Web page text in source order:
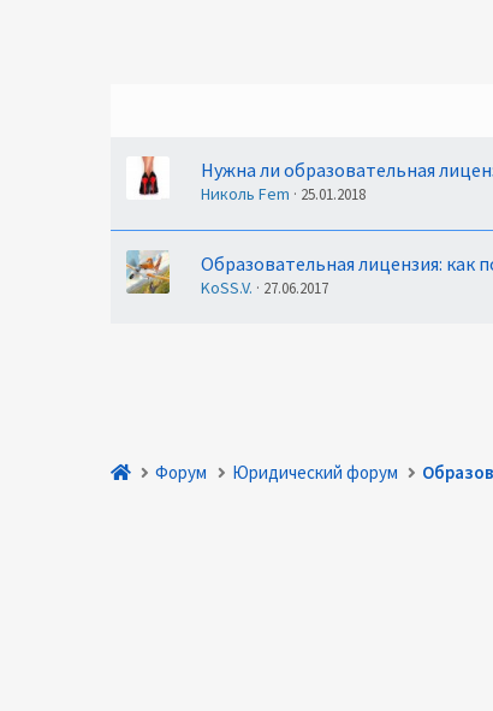
Нужна ли образовательная
Николь Fem 25.01.2018
Образовательная лицензия: как
KoSS.V. 27.06.2017
Форум Юридический форум